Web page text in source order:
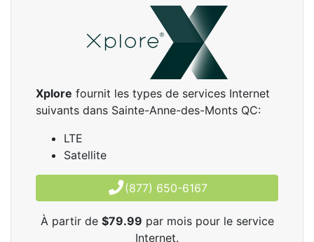
Xplore fournit les types de services Internet
suivants dans Sainte-Anne-des-Monts QC:
LTE
Satellite
(877) 650-6167
À partir de $79.99 par mois pour le service
Internet.